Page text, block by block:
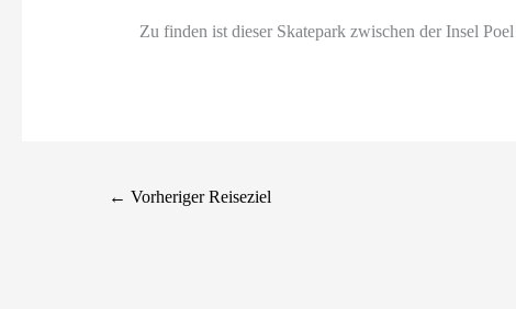
Zu finden ist dieser Skatepark zwischen der Insel
← Vorheriger Reiseziel